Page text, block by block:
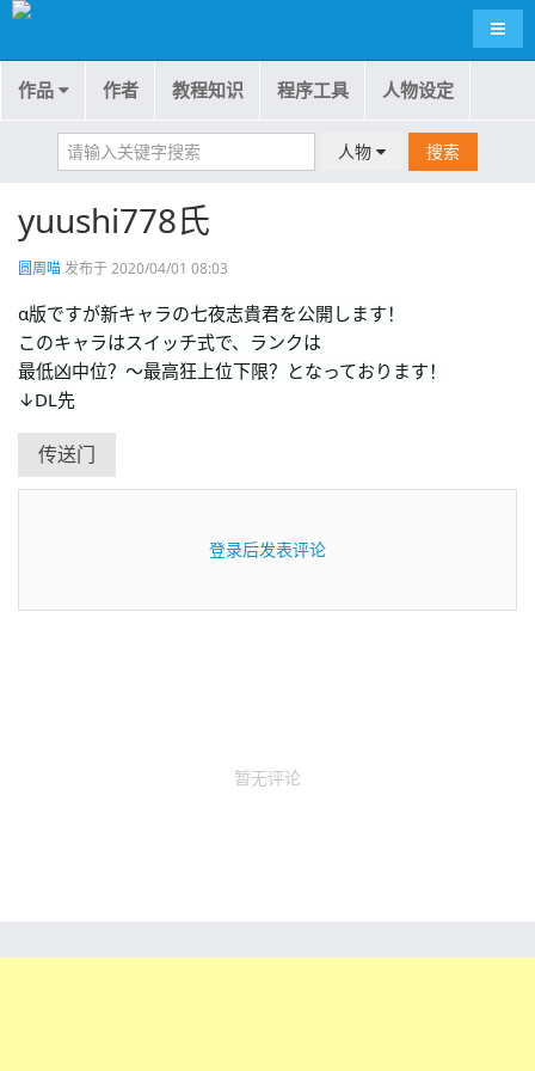
导航
作品 作者 教程知识 程序工具 人物设定
人物 搜索
yuushi778氏
圆周喵发布于 2020/04/01 08:03
α版ですが新キャラの七夜志貴君を公開します！
このキャラはスイッチ式で、ランクは
最低凶中位？～最高狂上位下限？となっております！
↓DL先
传送门
登录后发表评论
暂无评论